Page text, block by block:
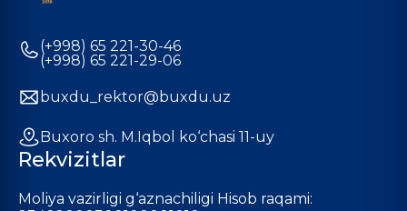
(+998) 65 221-30-46
(+998) 65 221-29-06
buxdu_rektor@buxdu.uz
Buxoro sh. M.Iqbol ko‘chasi 11-uy
Rekvizitlar
Moliya vazirligi g‘aznachiligi Hisob raqami: